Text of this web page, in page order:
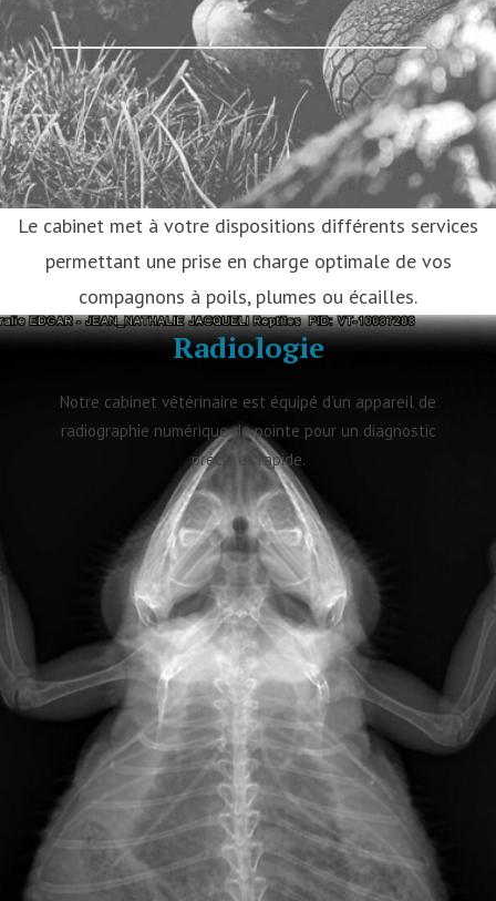
Le cabinet met à votre dispositions différents services
permettant une prise en charge optimale de vos
compagnons à poils, plumes ou écailles.
Radiologie
Notre cabinet vétérinaire est équipé d’un appareil de
radiographie numérique de pointe pour un diagnostic
précis et rapide.